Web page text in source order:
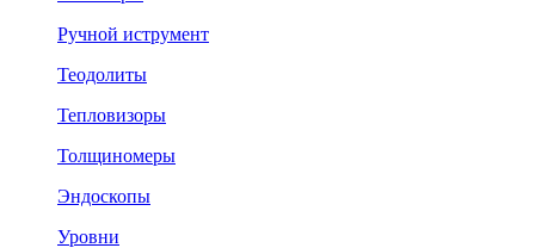
Ручной иструмент
Теодолиты
Тепловизоры
Толщиномеры
Эндоскопы
Уровни